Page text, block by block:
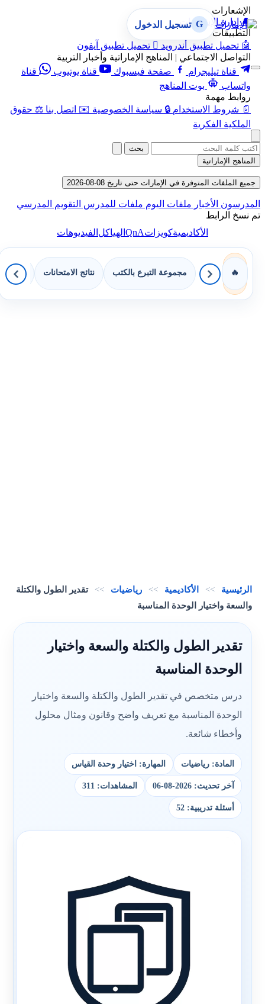
الإشعارات
🔔 إدارة الإشعارات
التطبيقات
🤖 تحميل تطبيق أندرويد  تحميل تطبيق آيفون
التواصل الاجتماعي | المناهج الإماراتية وأخبار التربية
قناة تيليجرام
صفحة فيسبوك قناة يوتيوب
قناة
واتساب
بوت المناهج
روابط مهمة
📄 شروط الاستخدام 🔒 سياسة الخصوصية ✉️ اتصل بنا ⚖️ حقوق
الملكية الفكرية
G تسجيل الدخول
بحث
المناهج الإماراتية
جميع الملفات المتوفرة في الإمارات حتى تاريخ 08-08-2026
المدرسون الأخبار ملفات اليوم ملفات للمدرس التقويم المدرسي
تم نسخ الرابط
الأكاديميةكويزاتQnAالهياكلالفيديوهات
🔥 مجموعة التبرع بالكتب نتائج الامتحانات
الرئيسية >> الأكاديمية >> رياضيات >>
تقدير الطول والكتلة
والسعة واختيار الوحدة المناسبة
تقدير الطول والكتلة والسعة واختيار
الوحدة المناسبة
درس متخصص في تقدير الطول والكتلة والسعة واختيار
الوحدة المناسبة مع تعريف واضح وقانون ومثال محلول
وأخطاء شائعة.
المادة: رياضيات المهارة: اختيار وحدة القياس
آخر تحديث: 2026-08-06 المشاهدات: 311
أسئلة تدريبية: 52